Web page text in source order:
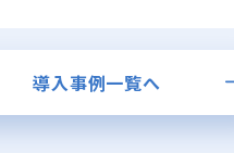
導入事例一覧へ